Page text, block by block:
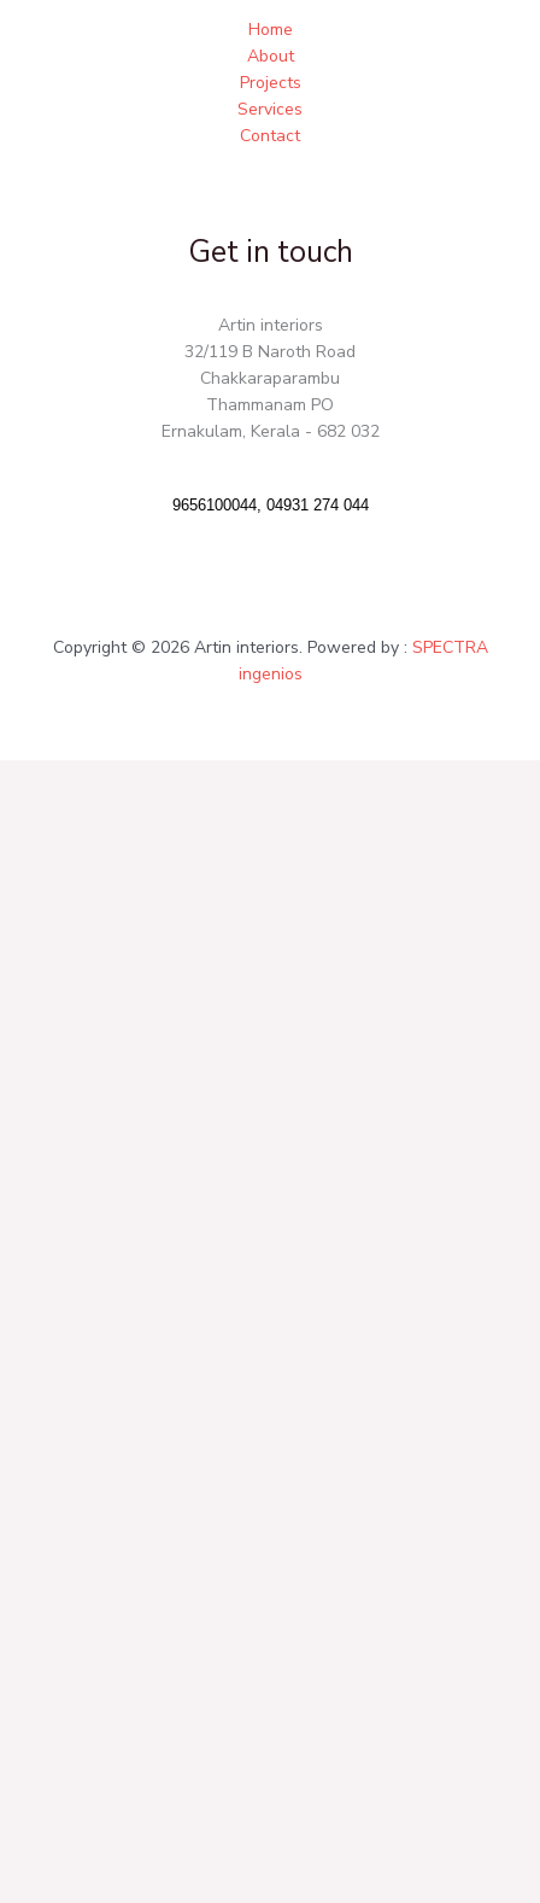
Home
About
Projects
Services
Contact
Get in touch
Artin interiors
32/119 B Naroth Road
Chakkaraparambu
Thammanam PO
Ernakulam, Kerala - 682 032
9656100044, 04931 274 044
Copyright © 2026 Artin interiors. Powered by : SPECTRA
ingenios